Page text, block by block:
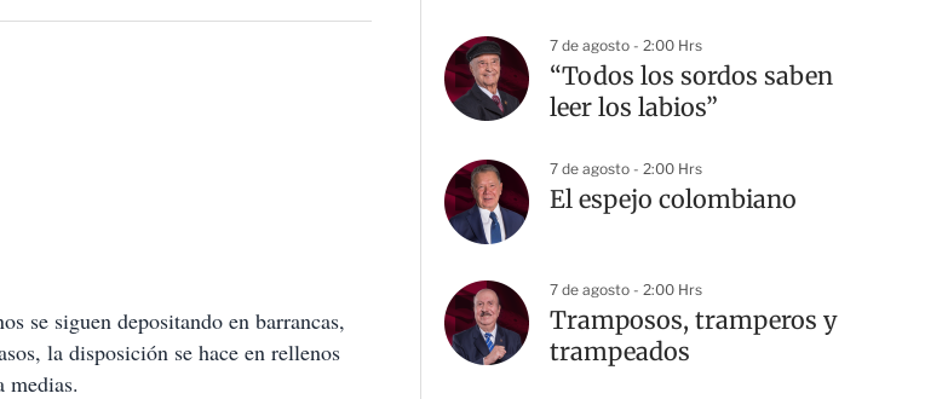
se siguen depositando en barrancas,
la disposición se hace en rellenos
medias.
7 de agosto - 2:00 Hrs
“Todos los sordos saben
leer los labios”
7 de agosto - 2:00 Hrs
El espejo colombiano
7 de agosto - 2:00 Hrs
Tramposos, tramperos y
trampeados